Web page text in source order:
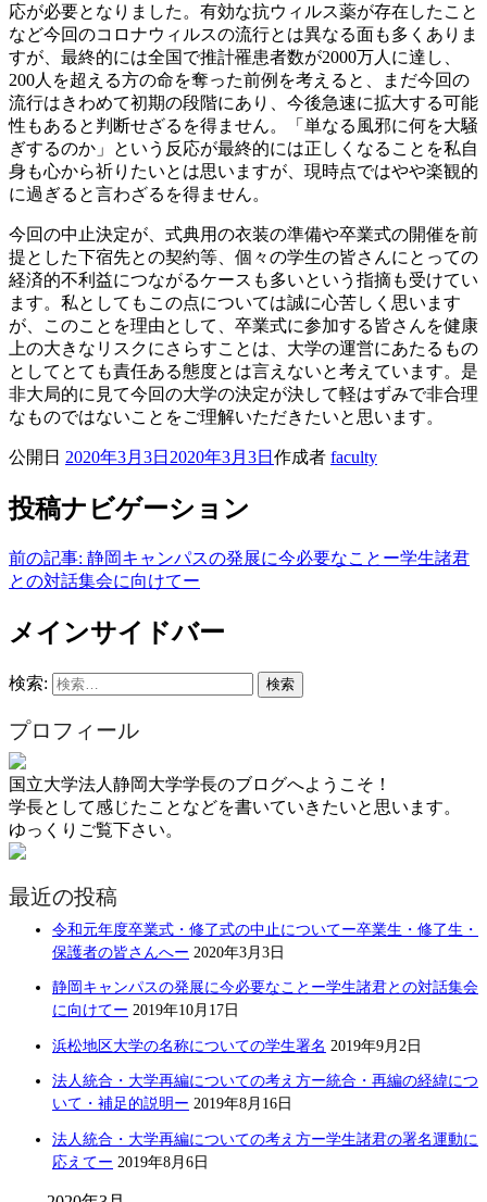
応が必要となりました。有効な抗ウィルス薬が存在したこと
など今回のコロナウィルスの流行とは異なる面も多くありま
すが、最終的には全国で推計罹患者数が2000万人に達し、
200人を超える方の命を奪った前例を考えると、まだ今回の
流行はきわめて初期の段階にあり、今後急速に拡大する可能
性もあると判断せざるを得ません。「単なる風邪に何を大騒
ぎするのか」という反応が最終的には正しくなることを私自
身も心から祈りたいとは思いますが、現時点ではやや楽観的
に過ぎると言わざるを得ません。
今回の中止決定が、式典用の衣装の準備や卒業式の開催を前
提とした下宿先との契約等、個々の学生の皆さんにとっての
経済的不利益につながるケースも多いという指摘も受けてい
ます。私としてもこの点については誠に心苦しく思います
が、このことを理由として、卒業式に参加する皆さんを健康
上の大きなリスクにさらすことは、大学の運営にあたるもの
としてとても責任ある態度とは言えないと考えています。是
非大局的に見て今回の大学の決定が決して軽はずみで非合理
なものではないことをご理解いただきたいと思います。
公開日 2020年3月3日 2020年3月3日 作成者 faculty
投稿ナビゲーション
前の記事: 静岡キャンパスの発展に今必要なことー学生諸君
との対話集会に向けてー
メインサイドバー
検索:
プロフィール
国立大学法人静岡大学学長のブログへようこそ！
学長として感じたことなどを書いていきたいと思います。
ゆっくりご覧下さい。
最近の投稿
令和元年度卒業式・修了式の中止についてー卒業生・修了生・
保護者の皆さんへー 2020年3月3日
静岡キャンパスの発展に今必要なことー学生諸君との対話集会
に向けてー 2019年10月17日
浜松地区大学の名称についての学生署名 2019年9月2日
法人統合・大学再編についての考え方ー統合・再編の経緯につ
いて・補足的説明ー 2019年8月16日
法人統合・大学再編についての考え方ー学生諸君の署名運動に
応えてー 2019年8月6日